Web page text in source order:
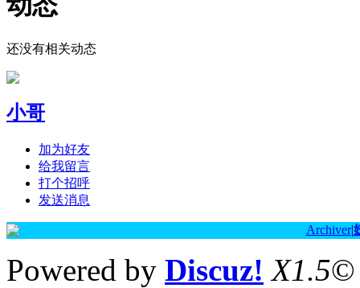
还没有相关动态
小哥
加为好友
给我留言
打个招呼
发送消息
Archiver|
Powered by Discuz! X1.5©